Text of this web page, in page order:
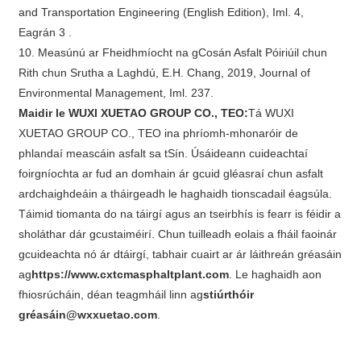
and Transportation Engineering (English Edition), Iml. 4,
Eagrán 3 .
10. Measúnú ar Fheidhmíocht na gCosán Asfalt Póiriúil chun
Rith chun Srutha a Laghdú, E.H. Chang, 2019, Journal of
Environmental Management, Iml. 237.
Maidir le WUXI XUETAO GROUP CO., TEO:Tá WUXI
XUETAO GROUP CO., TEO ina phríomh-mhonaróir de
phlandaí meascáin asfalt sa tSín. Úsáideann cuideachtaí
foirgníochta ar fud an domhain ár gcuid gléasraí chun asfalt
ardchaighdeáin a tháirgeadh le haghaidh tionscadail éagsúla.
Táimid tiomanta do na táirgí agus an tseirbhís is fearr is féidir a
sholáthar dár gcustaiméirí. Chun tuilleadh eolais a fháil faoinár
gcuideachta nó ár dtáirgí, tabhair cuairt ar ár láithreán gréasáin
aghttps://www.cxtcmasphaltplant.com. Le haghaidh aon
fhiosrúcháin, déan teagmháil linn agstiúrthóir
gréasáin@wxxuetao.com.